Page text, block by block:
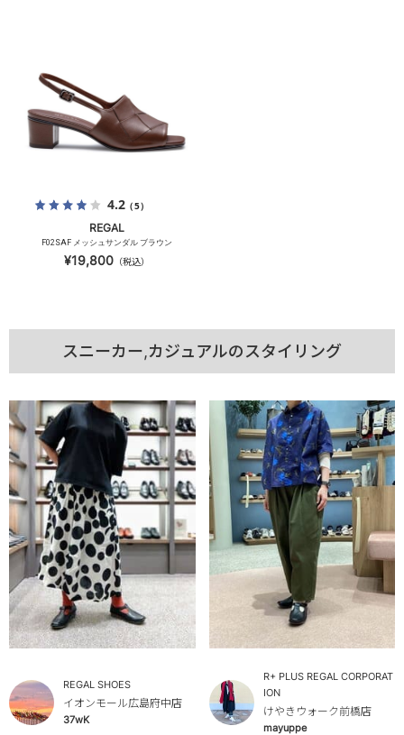
4.2（5）
REGAL
F02SAF メッシュサンダル ブラウン
¥19,800（税込）
スニーカー,カジュアルのスタイリング
REGAL SHOES
イオンモール広島府中店
37wK
R+ PLUS REGAL CORPORAT
ION
けやきウォーク前橋店
mayuppe